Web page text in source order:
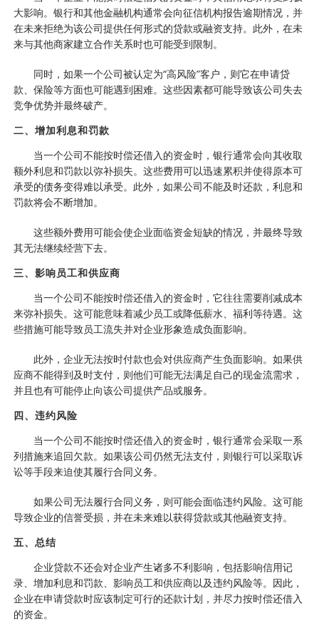
大影响。银行和其他金融机构通常会向征信机构报告逾期情况，并
在未来拒绝为该公司提供任何形式的贷款或融资支持。此外，在未
来与其他商家建立合作关系时也可能受到限制。
同时，如果一个公司被认定为“高风险”客户，则它在申请贷
款、保险等方面也可能遇到困难。这些因素都可能导致该公司失去
竞争优势并最终破产。
二、增加利息和罚款
当一个公司不能按时偿还借入的资金时，银行通常会向其收取
额外利息和罚款以弥补损失。这些费用可以迅速累积并使得原本可
承受的债务变得难以承受。此外，如果公司不能及时还款，利息和
罚款将会不断增加。
这些额外费用可能会使企业面临资金短缺的情况，并最终导致
其无法继续经营下去。
三、影响员工和供应商
当一个公司不能按时偿还借入的资金时，它往往需要削减成本
来弥补损失。这可能意味着减少员工或降低薪水、福利等待遇。这
些措施可能导致员工流失并对企业形象造成负面影响。
此外，企业无法按时付款也会对供应商产生负面影响。如果供
应商不能得到及时支付，则他们可能无法满足自己的现金流需求，
并且也有可能停止向该公司提供产品或服务。
四、违约风险
当一个公司不能按时偿还借入的资金时，银行通常会采取一系
列措施来追回欠款。如果该公司仍然无法支付，则银行可以采取诉
讼等手段来迫使其履行合同义务。
如果公司无法履行合同义务，则可能会面临违约风险。这可能
导致企业的信誉受损，并在未来难以获得贷款或其他融资支持。
五、总结
企业贷款不还会对企业产生诸多不利影响，包括影响信用记
录、增加利息和罚款、影响员工和供应商以及违约风险等。因此，
企业在申请贷款时应该制定可行的还款计划，并尽力按时偿还借入
的资金。